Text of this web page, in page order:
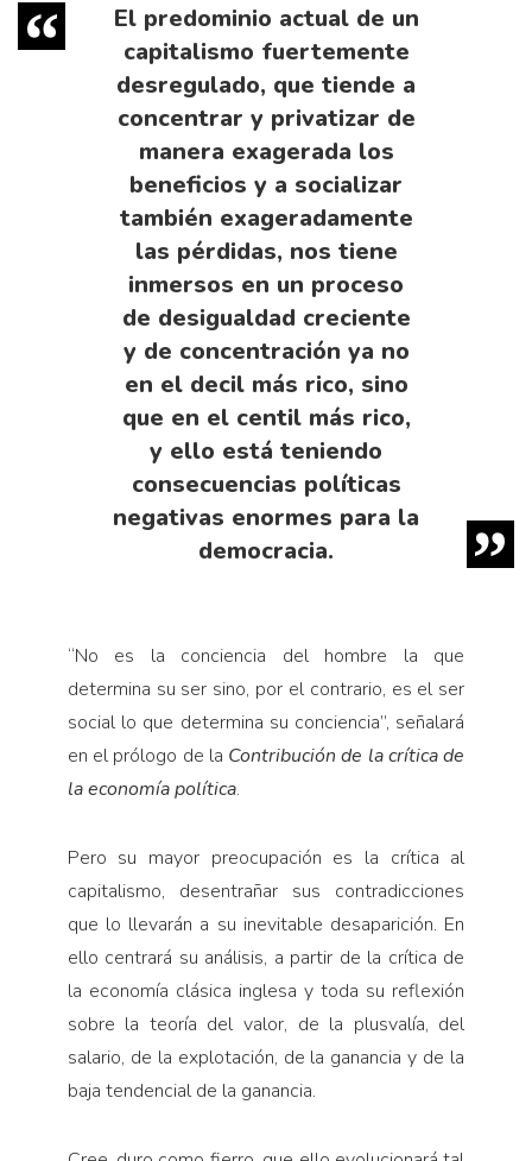
El predominio actual de un
capitalismo fuertemente
desregulado, que tiende a
concentrar y privatizar de
manera exagerada los
beneficios y a socializar
también exageradamente
las pérdidas, nos tiene
inmersos en un proceso
de desigualdad creciente
y de concentración ya no
en el decil más rico, sino
que en el centil más rico,
y ello está teniendo
consecuencias políticas
negativas enormes para la
democracia.
“No es la conciencia del hombre la que
determina su ser sino, por el contrario, es el ser
social lo que determina su conciencia”, señalará
en el prólogo de la Contribución de la crítica de
la economía política.
Pero su mayor preocupación es la crítica al
capitalismo, desentrañar sus contradicciones
que lo llevarán a su inevitable desaparición. En
ello centrará su análisis, a partir de la crítica de
la economía clásica inglesa y toda su reflexión
sobre la teoría del valor, de la plusvalía, del
salario, de la explotación, de la ganancia y de la
baja tendencial de la ganancia.